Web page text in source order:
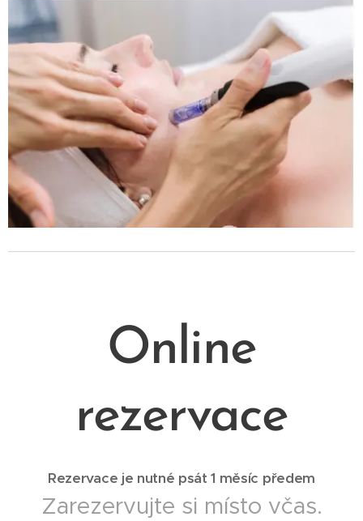
Online
rezervace
Rezervace je nutné psát 1 měsíc předem
Zarezervujte si místo včas.